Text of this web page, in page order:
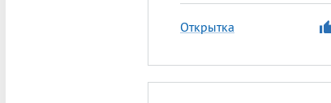
Открытка